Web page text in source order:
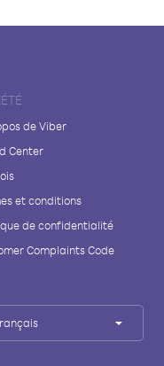
de Viber
Center
et conditions
de confidentialité
Complaints Code